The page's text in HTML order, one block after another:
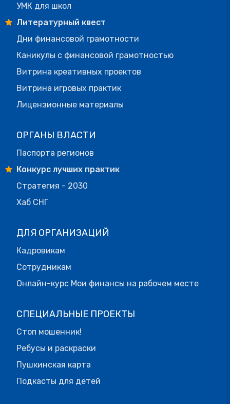
УМК для школ
Литературный квест
Дни финансовой грамотности
Каникулы с финансовой грамотностью
Витрина креативных проектов
Витрина игровых практик
Лицензионные материалы
ОРГАНЫ ВЛАСТИ
Паспорта регионов
Конкурс лучших практик
Стратегия - 2030
Хаб СНГ
ДЛЯ ОРГАНИЗАЦИЙ
Кадровикам
Сотрудникам
Онлайн-курс Мои финансы на рабочем месте
СПЕЦИАЛЬНЫЕ ПРОЕКТЫ
Стоп мошенник!
Ребусы и раскраски
Пушкинская карта
Подкасты для детей